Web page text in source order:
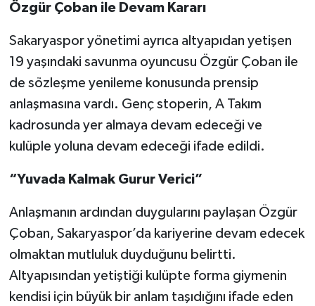
Özgür Çoban ile Devam Kararı
Sakaryaspor yönetimi ayrıca altyapıdan yetişen
19 yaşındaki savunma oyuncusu Özgür Çoban ile
de sözleşme yenileme konusunda prensip
anlaşmasına vardı. Genç stoperin, A Takım
kadrosunda yer almaya devam edeceği ve
kulüple yoluna devam edeceği ifade edildi.
“Yuvada Kalmak Gurur Verici”
Anlaşmanın ardından duygularını paylaşan Özgür
Çoban, Sakaryaspor’da kariyerine devam edecek
olmaktan mutluluk duyduğunu belirtti.
Altyapısından yetiştiği kulüpte forma giymenin
kendisi için büyük bir anlam taşıdığını ifade eden